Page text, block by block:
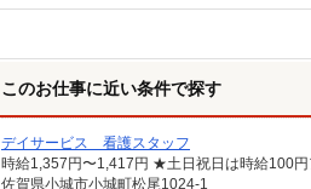
このお仕事に近い条件で探す
デイサービス 看護スタッフ
時給1,357円〜1,417円 ★土日祝日は時給100
佐賀県小城市小城町松尾1024-1